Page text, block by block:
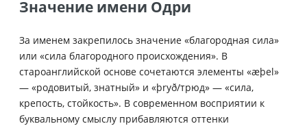
Значение имени Одри
За именем закрепилось значение «благородная сила»
или «сила благородного происхождения». В
староанглийской основе сочетаются элементы «æþel»
— «родовитый, знатный» и «þryð/трюд» — «сила,
крепость, стойкость». В современном восприятии к
буквальному смыслу прибавляются оттенки